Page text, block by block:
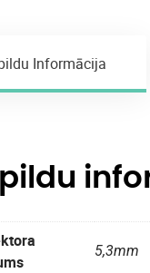
Informācija
5,3mm